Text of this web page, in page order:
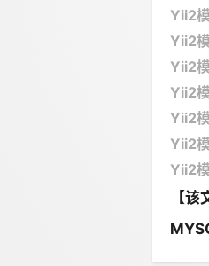
Yii2
Yii2
Yii2
Yii2
Yii2
Yii2
Yii2
【